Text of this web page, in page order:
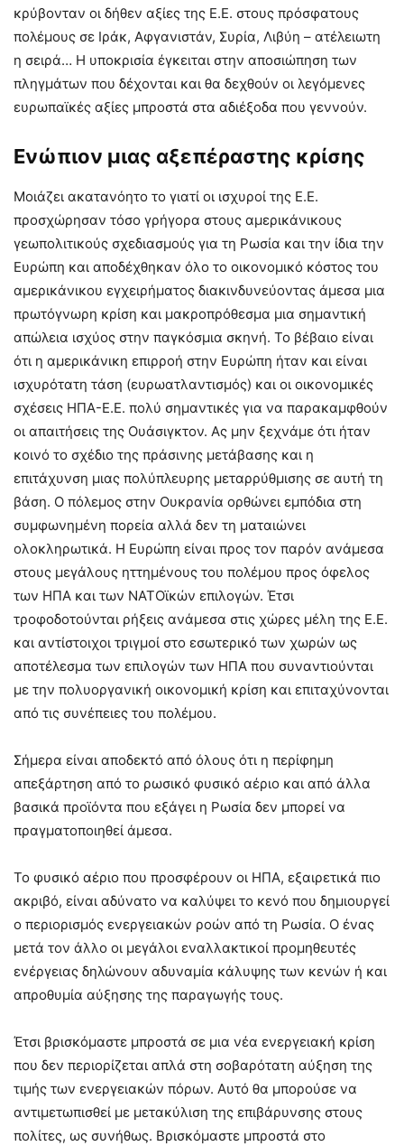
κρύβονταν οι δήθεν αξίες της Ε.Ε. στους πρόσφατους
πολέμους σε Ιράκ, Αφγανιστάν, Συρία, Λιβύη – ατέλειωτη
η σειρά… Η υποκρισία έγκειται στην αποσιώπηση των
πληγμάτων που δέχονται και θα δεχθούν οι λεγόμενες
ευρωπαϊκές αξίες μπροστά στα αδιέξοδα που γεννούν.
Ενώπιον μιας αξεπέραστης κρίσης
Μοιάζει ακατανόητο το γιατί οι ισχυροί της Ε.Ε.
προσχώρησαν τόσο γρήγορα στους αμερικάνικους
γεωπολιτικούς σχεδιασμούς για τη Ρωσία και την ίδια την
Ευρώπη και αποδέχθηκαν όλο το οικονομικό κόστος του
αμερικάνικου εγχειρήματος διακινδυνεύοντας άμεσα μια
πρωτόγνωρη κρίση και μακροπρόθεσμα μια σημαντική
απώλεια ισχύος στην παγκόσμια σκηνή. Το βέβαιο είναι
ότι η αμερικάνικη επιρροή στην Ευρώπη ήταν και είναι
ισχυρότατη τάση (ευρωατλαντισμός) και οι οικονομικές
σχέσεις ΗΠΑ-Ε.Ε. πολύ σημαντικές για να παρακαμφθούν
οι απαιτήσεις της Ουάσιγκτον. Ας μην ξεχνάμε ότι ήταν
κοινό το σχέδιο της πράσινης μετάβασης και η
επιτάχυνση μιας πολύπλευρης μεταρρύθμισης σε αυτή τη
βάση. Ο πόλεμος στην Ουκρανία ορθώνει εμπόδια στη
συμφωνημένη πορεία αλλά δεν τη ματαιώνει
ολοκληρωτικά. Η Ευρώπη είναι προς τον παρόν ανάμεσα
στους μεγάλους ηττημένους του πολέμου προς όφελος
των ΗΠΑ και των ΝΑΤΟϊκών επιλογών. Έτσι
τροφοδοτούνται ρήξεις ανάμεσα στις χώρες μέλη της Ε.Ε.
και αντίστοιχοι τριγμοί στο εσωτερικό των χωρών ως
αποτέλεσμα των επιλογών των ΗΠΑ που συναντιούνται
με την πολυοργανική οικονομική κρίση και επιταχύνονται
από τις συνέπειες του πολέμου.
Σήμερα είναι αποδεκτό από όλους ότι η περίφημη
απεξάρτηση από το ρωσικό φυσικό αέριο και από άλλα
βασικά προϊόντα που εξάγει η Ρωσία δεν μπορεί να
πραγματοποιηθεί άμεσα.
Το φυσικό αέριο που προσφέρουν οι ΗΠΑ, εξαιρετικά πιο
ακριβό, είναι αδύνατο να καλύψει το κενό που δημιουργεί
ο περιορισμός ενεργειακών ροών από τη Ρωσία. Ο ένας
μετά τον άλλο οι μεγάλοι εναλλακτικοί προμηθευτές
ενέργειας δηλώνουν αδυναμία κάλυψης των κενών ή και
απροθυμία αύξησης της παραγωγής τους.
Έτσι βρισκόμαστε μπροστά σε μια νέα ενεργειακή κρίση
που δεν περιορίζεται απλά στη σοβαρότατη αύξηση της
τιμής των ενεργειακών πόρων. Αυτό θα μπορούσε να
αντιμετωπισθεί με μετακύλιση της επιβάρυνσης στους
πολίτες, ως συνήθως. Βρισκόμαστε μπροστά στο